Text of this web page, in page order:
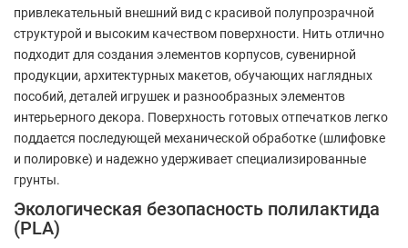
привлекательный внешний вид с красивой полупрозрачной
структурой и высоким качеством поверхности. Нить отлично
подходит для создания элементов корпусов, сувенирной
продукции, архитектурных макетов, обучающих наглядных
пособий, деталей игрушек и разнообразных элементов
интерьерного декора. Поверхность готовых отпечатков легко
поддается последующей механической обработке (шлифовке
и полировке) и надежно удерживает специализированные
грунты.
Экологическая безопасность полилактида
(PLA)